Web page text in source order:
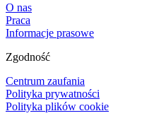
O nas
Praca
Informacje prasowe
Zgodność
Centrum zaufania
Polityka prywatności
Polityka plików cookie